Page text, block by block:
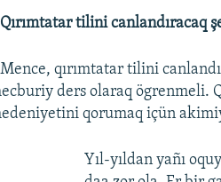
tilini canlandıracaq
qırımtatar tilini
ders olaraq ögrenmeli.
qorumaq içün
Yıl-yıldan yañı